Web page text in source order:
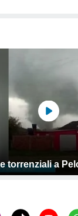
torrenziali a